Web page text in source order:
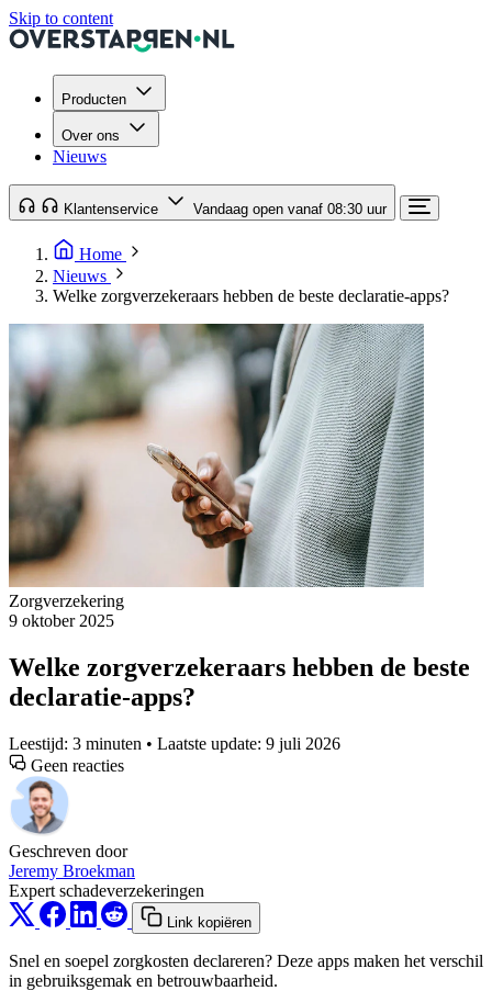
Skip to content
Producten
Over ons
Nieuws
Klantenservice Vandaag open vanaf 08:30 uur
Home
Nieuws
Welke zorgverzekeraars hebben de beste declaratie-apps?
Zorgverzekering
9 oktober 2025
Welke zorgverzekeraars hebben de beste
declaratie-apps?
Leestijd: 3 minuten • Laatste update: 9 juli 2026
Geen reacties
Geschreven door
Jeremy Broekman
Expert schadeverzekeringen
Link kopiëren
Snel en soepel zorgkosten declareren? Deze apps maken het verschil
in gebruiksgemak en betrouwbaarheid.